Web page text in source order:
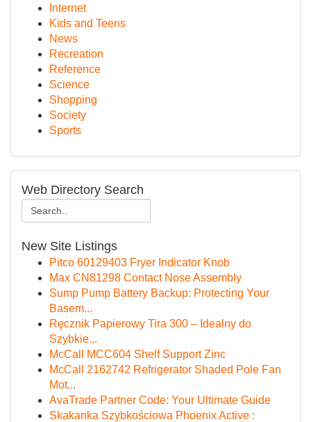
Internet
Kids and Teens
News
Recreation
Reference
Science
Shopping
Society
Sports
Web Directory Search
New Site Listings
Pitco 60129403 Fryer Indicator Knob
Max CN81298 Contact Nose Assembly
Sump Pump Battery Backup: Protecting Your
Basem...
Ręcznik Papierowy Tira 300 – Idealny do
Szybkie...
McCall MCC604 Shelf Support Zinc
McCall 2162742 Refrigerator Shaded Pole Fan
Mot...
AvaTrade Partner Code: Your Ultimate Guide
Skakanka Szybkościowa Phoenix Active :